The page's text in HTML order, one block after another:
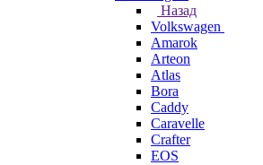
Назад
Volkswagen
Amarok
Arteon
Atlas
Bora
Caddy
Caravelle
Crafter
EOS